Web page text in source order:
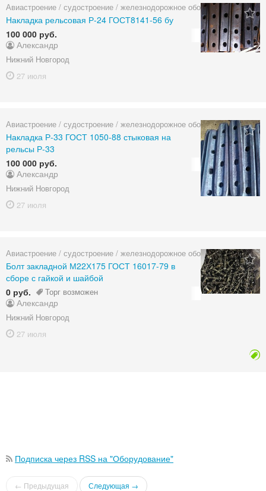
Авиастроение / судостроение / железнодорожное оборудование
Накладка рельсовая Р-24 ГОСТ8141-56 бу
100 000 руб.
Александр
Нижний Новгород
27 июля
Авиастроение / судостроение / железнодорожное оборудование
Накладка Р-33 ГОСТ 1050-88 стыковая на
рельсы Р-33
100 000 руб.
Александр
Нижний Новгород
27 июля
Авиастроение / судостроение / железнодорожное оборудование
Болт закладной М22Х175 ГОСТ 16017-79 в
сборе с гайкой и шайбой
0 руб.
Торг возможен
Александр
Нижний Новгород
27 июля
Подписка через RSS на "Оборудование"
← Предыдущая Следующая →